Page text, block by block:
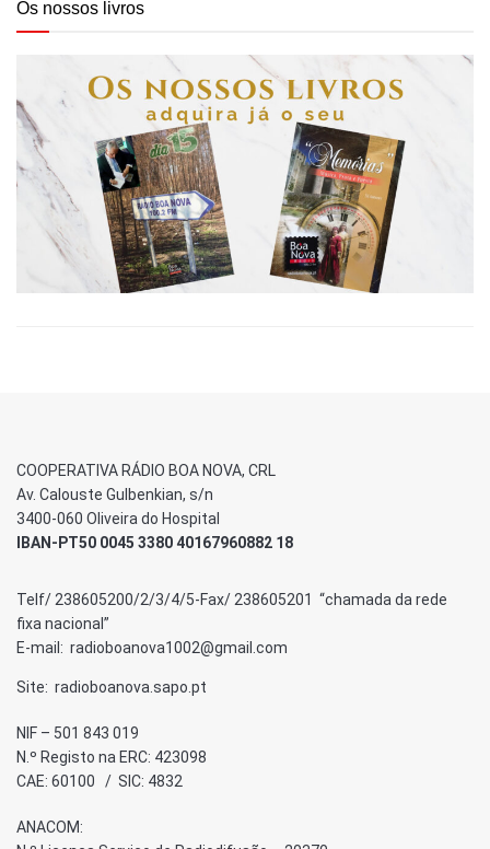
Os nossos livros
COOPERATIVA RÁDIO BOA NOVA, CRL
Av. Calouste Gulbenkian, s/n
3400-060 Oliveira do Hospital
IBAN-PT50 0045 3380 40167960882 18
Telf/ 238605200/2/3/4/5-Fax/ 238605201 “chamada da rede
fixa nacional”
E-mail: radioboanova1002@gmail.com
Site: radioboanova.sapo.pt
NIF – 501 843 019
N.º Registo na ERC: 423098
CAE: 60100 / SIC: 4832
ANACOM: